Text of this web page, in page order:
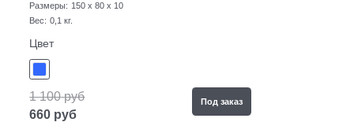
Размеры: 150 x 80 x 10
Вес: 0,1 кг.
Цвет
1 100 руб
660 руб
Под заказ